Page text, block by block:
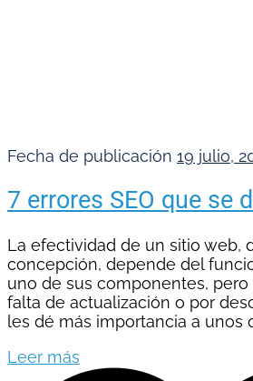
Fecha de publicación 19 julio,
7 errores SEO que se
La efectividad de un sitio web,
concepción, depende del
uno de sus componentes,
falta de actualización o por
les dé más importancia a unos
Leer más